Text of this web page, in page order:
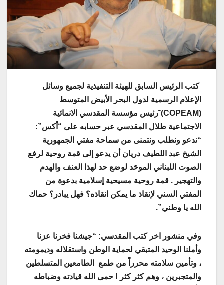
كتب الرئيس السابق للهيئة التنفيذية لجميع وسائل
الإعلام الرسمية لدول البحر الأبيض المتوسط
(COPEAM) َرئيس مؤسسة المقدسي الانمائية
الاجتماعية طلال المقدسي عبر حسابه على “أكس”:
“ندعو ونطلب ونتمنى من سماحة مفتي الجمهورية
الشيخ عبد اللطيف دريان أن يدعو إلى قمة روحية لرفع
الصوت اللبناني الموحَد لوضع حد لهذا العنف والهدم
والتهجير . قمة روحية مسيحية إسلامية بدعوة من
المفتي السني لإنقاذ ما يمكن انقاذه؟ فهل يبادر؟ حماك
الله يا وطني”.
وفي منشور اخر كتب المقدسي: “جيشنا فخرنا عزنا
وأملنا الوحيد المتبقي لحماية ‎الوطن واستقلاله وديمومته
، وتأمين سلامته محرراً من طمع الطامعين المتسلطين
والمتجبرين ، وهم كثر كثر ! حمى الله ‎قيادته وضباطه